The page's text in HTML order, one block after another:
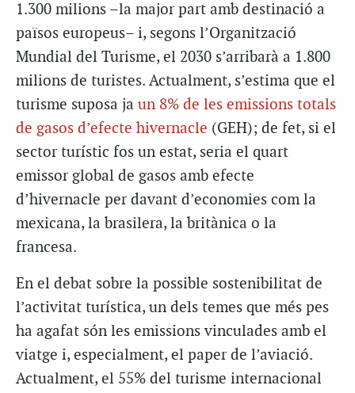
1.300 milions –la major part amb destinació a
països europeus– i, segons l’Organització
Mundial del Turisme, el 2030 s’arribarà a 1.800
milions de turistes. Actualment, s’estima que el
turisme suposa ja un 8% de les emissions totals
de gasos d’efecte hivernacle (GEH); de fet, si el
sector turístic fos un estat, seria el quart
emissor global de gasos amb efecte
d’hivernacle per davant d’economies com la
mexicana, la brasilera, la britànica o la
francesa.
En el debat sobre la possible sostenibilitat de
l’activitat turística, un dels temes que més pes
ha agafat són les emissions vinculades amb el
viatge i, especialment, el paper de l’aviació.
Actualment, el 55% del turisme internacional